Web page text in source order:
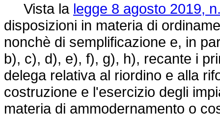
Vista la legge 8 agosto 2019,
disposizioni in materia di
nonchè di semplificazione e, in
b), c), d), e), f), g), h), recante i
delega relativa al riordino e alla
costruzione e l'esercizio degli
materia di ammodernamento o